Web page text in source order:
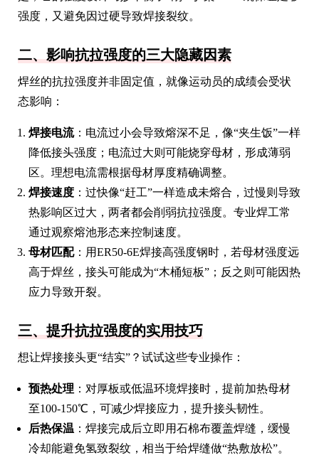
强度，又避免因过硬导致焊接裂纹。
二、影响抗拉强度的三大隐藏因素
焊丝的抗拉强度并非固定值，就像运动员的成绩会受状
态影响：
焊接电流：电流过小会导致熔深不足，像“夹生饭”一样
降低接头强度；电流过大则可能烧穿母材，形成薄弱
区。理想电流需根据母材厚度精确调整。
焊接速度 ：过快像“赶工”一样造成未熔合，过慢则导致
热影响区过大，两者都会削弱抗拉强度。专业焊工常
通过观察熔池形态来控制速度。
母材匹配：用ER50-6E焊接高强度钢时，若母材强度远
高于焊丝，接头可能成为“木桶短板”；反之则可能因热
应力导致开裂。
三、提升抗拉强度的实用技巧
想让焊接接头更“结实”？试试这些专业操作：
预热处理 ：对厚板或低温环境焊接时，提前加热母材
至100-150℃，可减少焊接应力，提升接头韧性。
后热保温 ：焊接完成后立即用石棉布覆盖焊缝，缓慢
冷却能避免氢致裂纹，相当于给焊缝做“热敷放松”。